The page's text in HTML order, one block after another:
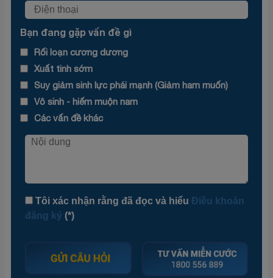
Bạn đang gặp vấn đề gì
Rối loạn cương dương
Xuất tinh sớm
Suy giảm sinh lực phái mạnh (Giảm ham muốn)
Vô sinh - hiếm muộn nam
Các vấn đề khác
Tôi xác nhận rằng đã đọc và hiểu Điều khoản
đăng ký (*)